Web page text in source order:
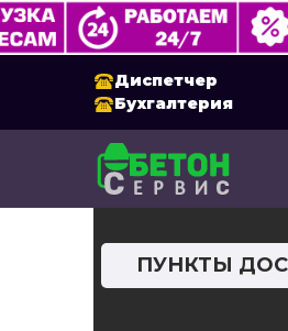
Диспетчер
Бухгалтерия
ПУНКТЫ